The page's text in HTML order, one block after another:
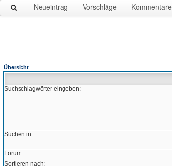
Neueintrag Vorschläge Kommentare
Übersicht
Suchschlagwörter eingeben:
Suchen in:
Forum:
Sortieren nach: